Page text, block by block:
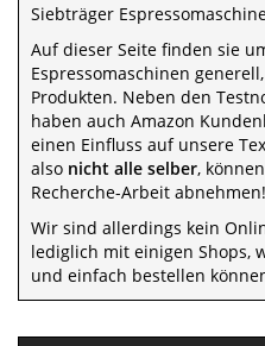
Siebträger
Auf dieser Seite finden sie
Espressomaschinen
Produkten. Neben den
haben auch Amazon
einen Einfluss auf unsere
also nicht alle selber,
Recherche-Arbeit abnehmen!
Wir sind allerdings kein
lediglich mit einigen Shops,
und einfach bestellen